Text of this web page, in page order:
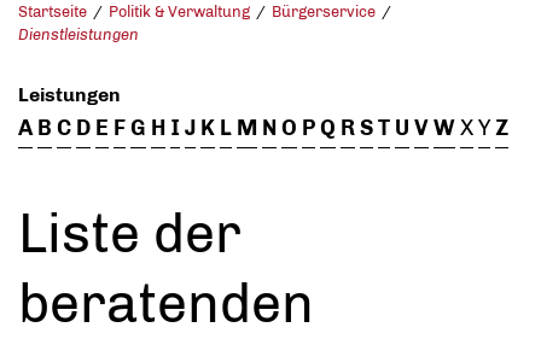
Startseite
Politik & Verwaltung
Bürgerservice
Dienstleistungen
Leistungen
A B C D E FG H I J K L M NO PQ RST U VWXYZ
Liste der
beratenden